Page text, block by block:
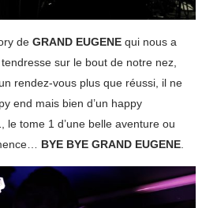
de GRAND EUGENEqui nous a
sur le bout de notre nez,
rendez-vous plus que réussi, il ne
end mais bien d’un happy
le tome 1 d’une belle aventure ou
BYE BYE GRAND EUGENE.